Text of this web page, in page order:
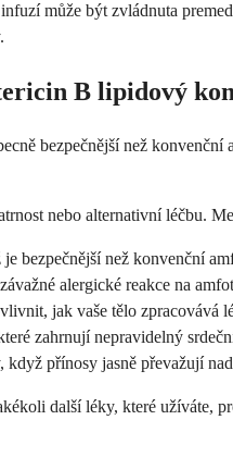
může být zvládnuta
B lipidový
bezpečnější než
nebo alternativní léčbu.
bezpečnější než konvenční
alergické reakce na
jak vaše tělo zpracovává
zahrnují nepravidelný
když přínosy jasně převažují
další léky, které užíváte,